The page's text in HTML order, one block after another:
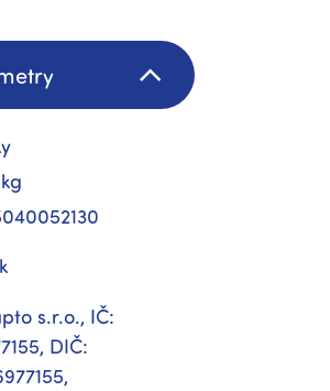
s.r.o., IČ:
DIČ: